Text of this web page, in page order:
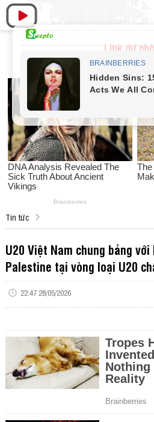
Link dự
Tin tức
U20 Việt Nam chung bảng
Palestine tại vòng loại U20
22:47 28/05/2026